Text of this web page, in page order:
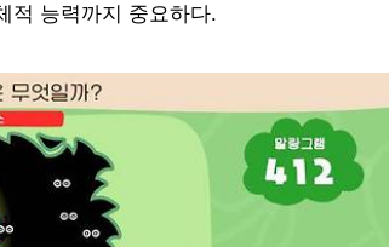
적 능력까지 중요하다.